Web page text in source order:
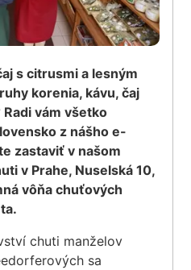
s citrusmi a lesným
korenia, kávu, čaj
vám všetko
z nášho e-
zastaviť v našom
v Prahe, Nuselská 10,
vôňa chuťových
chuti manželov
sa